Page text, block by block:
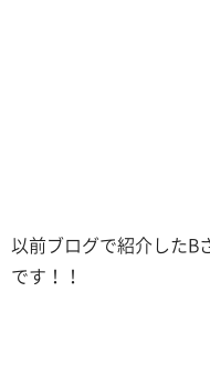
以前ブログで紹介したB
です！！